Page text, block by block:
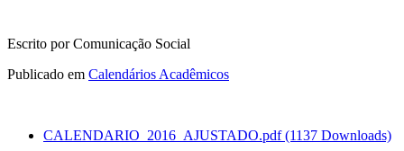
Escrito por Comunicação Social
Publicado em Calendários Acadêmicos
CALENDARIO_2016_AJUSTADO.pdf(1137 Downloads)